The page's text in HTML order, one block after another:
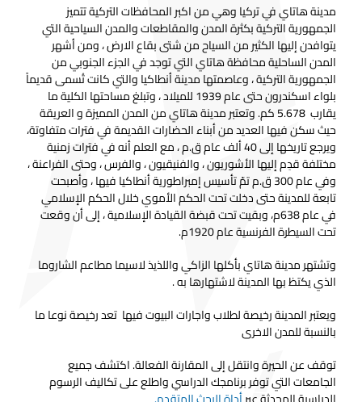
مدينة هاتاي في تركيا وهي من اكبر المحافظات التركية تتميز
الجمهورية التركية بكثرة المدن والمقاطعات والمدن السياحية التي
يتوافدن إليها الكثير من السياح من شتى بقاع الارض ، ومن أشهر
المدن الساحلية محافظة هاتاي التي توجد في الجزء الجنوبي من
الجمهورية التركية ، وعاصمتها مدينة أنطاكيا والتي كانت تُسمى قديماً
بلواء اسكندرون حتى عام 1939 للميلاد ، وتبلغ مساحتها الكلية ما
يقارب 5.678 كم. وتعتبر مدينة هاتاي من المدن المميزة و العريقة
حيث سكن فيها العديد من أبناء الحضارات القديمة في فترات متفاوتة،
ويرجع تاريخها إلى 40 ألف عام ق.م ، مع العلم أنه في فترات زمنية
مختلفة قدِم إليها الأشوريون ، والفنيقيون ، والفرس ، وحتى الفراعنة ،
وفي عام 300 ق.م تمّ تأسيس إمبراطورية أنطاكيا فيها ، وأصبحت
تابعة للمدينة حتى دخلت تحت الحكم الأموي خلال الحكم الإسلامي
في عام 638م، وبقيت تحت قبضة القيادة الإسلامية ، إلى أن وقعت
تحت السيطرة الفرنسية عام 1920م.
وتشتهر مدينة هاتاي بأكلها الزاكي واللذيذ لاسيما مطاعم الشاروما
الذي يكتظ بها المدينة لاشتهارها به .
ويعتبر المدينة رخيصة لطلاب واجارات البيوت فيها تعد رخيصة نوعا ما
بالنسبة للمدن الاخرى
توقف عن الحيرة وانتقل إلى المقارنة الفعالة. اكتشف جميع
الجامعات التي توفر برنامجك الدراسي واطلع على تكاليف الرسوم